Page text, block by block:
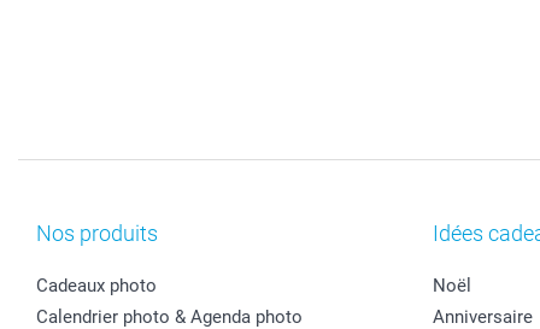
Nos produits
Cadeaux photo
Calendrier photo & Agenda photo
Idées
Noël
Anniversaire